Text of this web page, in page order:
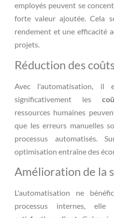
employés peuvent se
forte valeur ajoutée. Cela
rendement et une efficacité
projets.
Réduction des
Avec l'automatisation, il
significativement les
ressources humaines
que les erreurs manuelles
processus automatisés.
optimisation entraîne des
Amélioration de la
L'automatisation ne
processus internes, elle